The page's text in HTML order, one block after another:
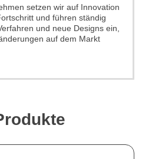
setzen wir auf Innovation
und führen ständig
und neue Designs ein,
auf dem Markt